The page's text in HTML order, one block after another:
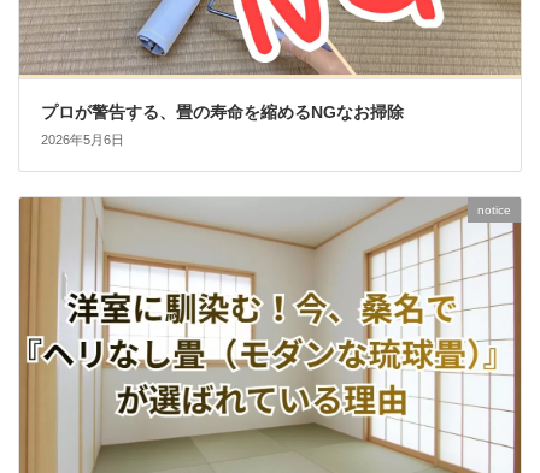
プロが警告する、畳の寿命を縮めるNGなお掃除
2026年5月6日
notice